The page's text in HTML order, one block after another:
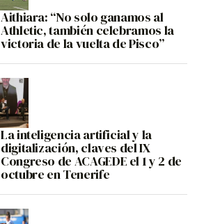
Aithiara: “No solo ganamos al
Athletic, también celebramos la
victoria de la vuelta de Pisco”
La inteligencia artificial y la
digitalización, claves del IX
Congreso de ACAGEDE el 1 y 2 de
octubre en Tenerife